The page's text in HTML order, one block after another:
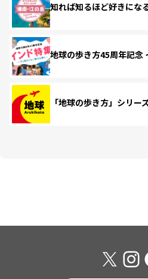
知れば知るほど好きにな
地球の歩き方45周年記念
「地球の歩き方」シリー